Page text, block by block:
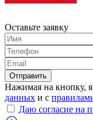
Оставьте заявку
Отправить
Нажимая на кнопку,
данных и с
Даю согласие на